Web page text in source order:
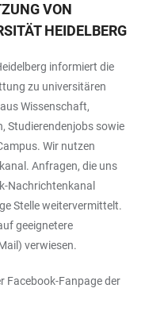
VON
HEIDELBERG
informiert die
zu universitären
Wissenschaft,
Studierendenjobs sowie
Wir nutzen
Anfragen, die uns
Nachrichtenkanal
Stelle weitervermittelt.
geeignetere
verwiesen.
Facebook-Fanpage der